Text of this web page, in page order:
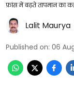
फ्रांस में बढ़ते तापमान का
Lalit Maurya
Published on: 06